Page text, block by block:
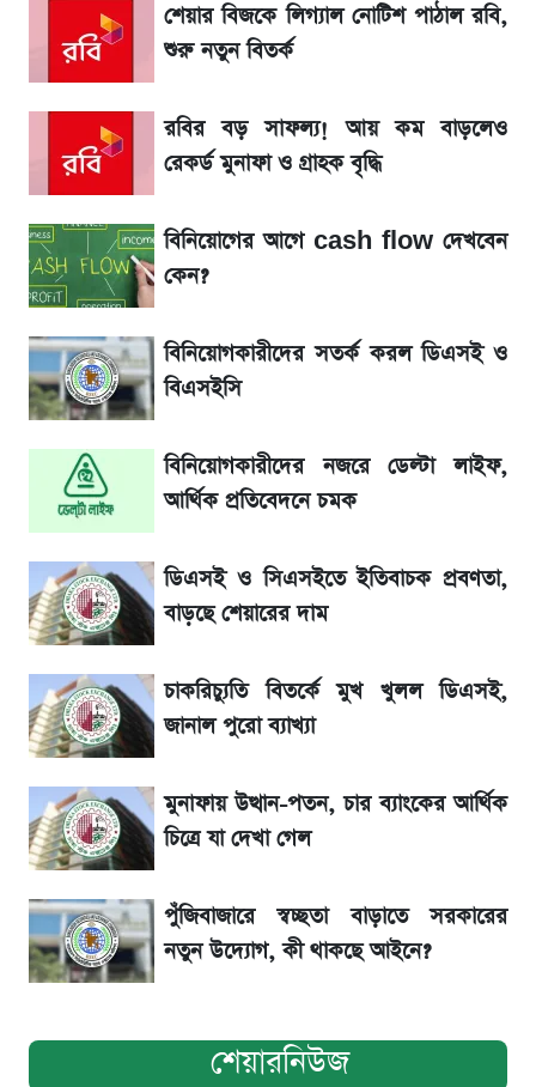
বাংলাদেশ নিয়ে যা বললেন সজীব ওয়াজেদ জয়
সাকিবের বাড়িতে হামলা নিয়ে মুখ খুললেন দিলীপ
ঘোষ
লিটনকে নিয়ে টিম ম্যানেজমেন্টের নতুন পরিকল্পনা
জেনে নিন আজকের সোনা ও রুপার সর্বশেষ দাম
আগামীকালই স্পষ্ট হবে এসএসসি ফল প্রকাশের
তারিখ
তাপমাত্রা নিয়ে নতুন পূর্বাভাস দিল আবহাওয়া অফিস
৬ আগস্ট দেশের বাজারে স্বর্ণের দাম
রবির বড় সাফল্য! আয় কম বাড়লেও রেকর্ড মুনাফা ও
গ্রাহক বৃদ্ধি
শেয়ার বিজকে লিগ্যাল নোটিশ পাঠাল রবি, শুরু নতুন
বিতর্ক
সৌদিতে বাংলাদেশিদের আকামা নবায়নে বদলে গেল
নিয়ম
শেয়ার বিজকে লিগ্যাল নোটিশ পাঠাল রবি,
শুরু নতুন বিতর্ক
রবির বড় সাফল্য! আয় কম বাড়লেও
রেকর্ড মুনাফা ও গ্রাহক বৃদ্ধি
বিনিয়োগের আগে cash flow দেখবেন
কেন?
বিনিয়োগকারীদের সতর্ক করল ডিএসই ও
বিএসইসি
বিনিয়োগকারীদের নজরে ডেল্টা লাইফ,
আর্থিক প্রতিবেদনে চমক
ডিএসই ও সিএসইতে ইতিবাচক প্রবণতা,
বাড়ছে শেয়ারের দাম
চাকরিচ্যুতি বিতর্কে মুখ খুলল ডিএসই,
জানাল পুরো ব্যাখ্যা
মুনাফায় উত্থান-পতন, চার ব্যাংকের আর্থিক
চিত্রে যা দেখা গেল
পুঁজিবাজারে স্বচ্ছতা বাড়াতে সরকারের
নতুন উদ্যোগ, কী থাকছে আইনে?
শেয়ারনিউজ